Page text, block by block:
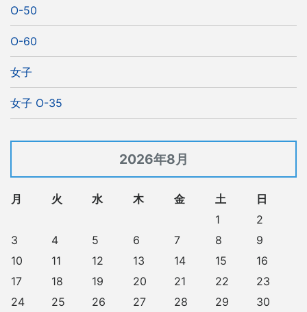
O-50
O-60
女子
女子 O-35
2026年8月
月 火 水 木 金 土
日
1
2
3
4 5 6 7 8
9
10
11 12 13 14 15
16
17
18 19 20 21 22
23
24
25 26 27 28 29
30